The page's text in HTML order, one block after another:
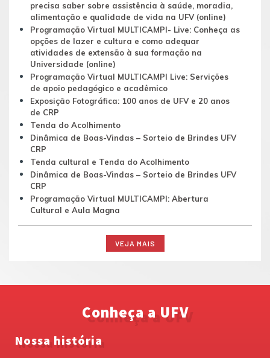
precisa saber sobre assistência à saúde, moradia,
alimentação e qualidade de vida na UFV (online)
Programação Virtual MULTICAMPI- Live: Conheça as
opções de lazer e cultura e como adequar
atividades de extensão à sua formação na
Universidade (online)
Programação Virtual MULTICAMPI Live: Servições
de apoio pedagógico e acadêmico
Exposição Fotográfica: 100 anos de UFV e 20 anos
de CRP
Tenda do Acolhimento
Dinâmica de Boas-Vindas – Sorteio de Brindes UFV
CRP
Tenda cultural e Tenda do Acolhimento
Dinâmica de Boas-Vindas – Sorteio de Brindes UFV
CRP
Programação Virtual MULTICAMPI: Abertura
Cultural e Aula Magna
VEJA MAIS
Conheça a UFV
Nossa história